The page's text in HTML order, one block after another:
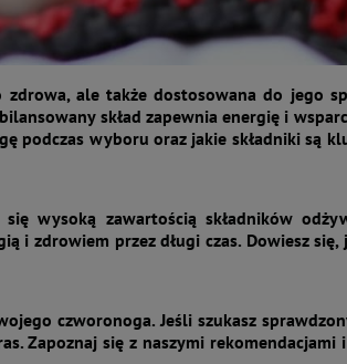
ale także dostosowana do jego
skład zapewnia energię i
podczas wyboru oraz jakie składniki są
wysoką zawartością składników
i zdrowiem przez długi czas. Dowiesz się,
czworonoga. Jeśli szukasz
Zapoznaj się z naszymi